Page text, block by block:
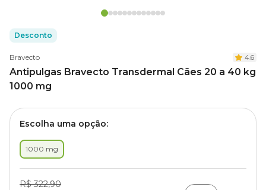
Desconto
Bravecto 4.6
Antipulgas Bravecto Transdermal Cães 20 a 40 kg
1000 mg
Escolha uma opção:
1000 mg
R$ 322,90